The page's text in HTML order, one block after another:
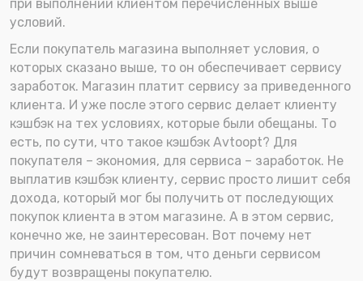
при выполнении клиентом перечисленных выше
условий.
Если покупатель магазина выполняет условия, о
которых сказано выше, то он обеспечивает сервису
заработок. Магазин платит сервису за приведенного
клиента. И уже после этого сервис делает клиенту
кэшбэк на тех условиях, которые были обещаны. То
есть, по сути, что такое кэшбэк Avtoopt? Для
покупателя – экономия, для сервиса – заработок. Не
выплатив кэшбэк клиенту, сервис просто лишит себя
дохода, который мог бы получить от последующих
покупок клиента в этом магазине. А в этом сервис,
конечно же, не заинтересован. Вот почему нет
причин сомневаться в том, что деньги сервисом
будут возвращены покупателю.